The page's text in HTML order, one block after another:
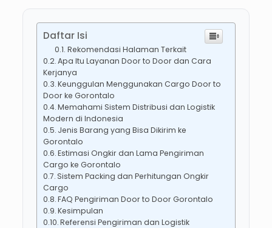
Daftar Isi
Rekomendasi Halaman Terkait
Apa Itu Layanan Door to Door dan Cara
Kerjanya
Keunggulan Menggunakan Cargo Door to
Door ke Gorontalo
Memahami Sistem Distribusi dan Logistik
Modern di Indonesia
Jenis Barang yang Bisa Dikirim ke
Gorontalo
Estimasi Ongkir dan Lama Pengiriman
Cargo ke Gorontalo
Sistem Packing dan Perhitungan Ongkir
Cargo
FAQ Pengiriman Door to Door Gorontalo
Kesimpulan
Referensi Pengiriman dan Logistik